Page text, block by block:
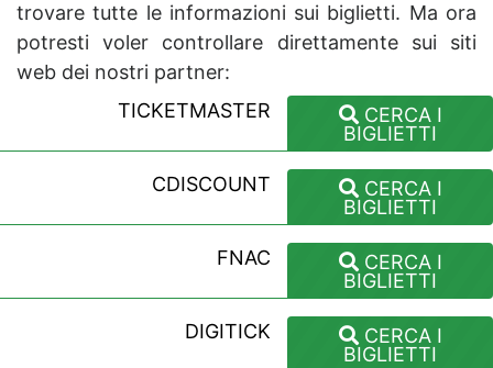
trovare tutte le informazioni sui biglietti. Ma ora
potresti voler controllare direttamente sui siti
web dei nostri partner:
TICKETMASTER
CERCA I
BIGLIETTI
CDISCOUNT
CERCA I
BIGLIETTI
FNAC
CERCA I
BIGLIETTI
DIGITICK
CERCA I
BIGLIETTI